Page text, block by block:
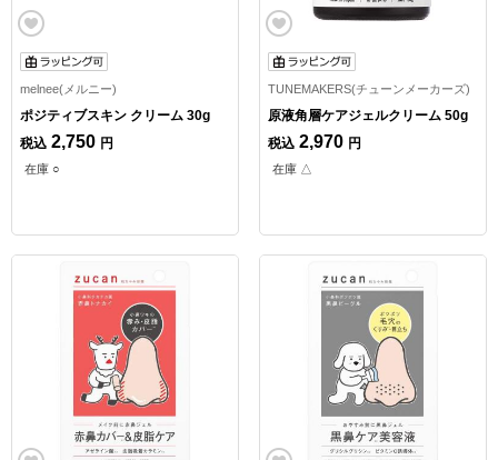
melnee(メルニー)
ポジティブスキン クリーム 30g
税込 2,750 円
在庫 ○
TUNEMAKERS(チューンメーカーズ)
原液角層ケアジェルクリーム 50g
税込 2,970 円
在庫 △